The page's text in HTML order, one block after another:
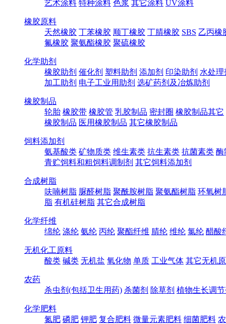
艺术涂料 特种涂料 色浆 其它涂料 UV涂料
橡胶原料
天然橡胶 丁苯橡胶 顺丁橡胶 丁腈橡胶 SBS 乙丙橡
氟橡胶 聚氨酯橡胶 聚硫橡胶
化学助剂
橡胶助剂 催化剂 塑料助剂 添加剂 印染助剂 水处理
加工助剂 电子工业用助剂 选矿药剂及冶炼助剂
橡胶制品
轮胎 橡胶带 橡胶管 乳胶制品 密封圈 橡胶制品其它
橡胶制品 医用橡胶制品 其它橡胶制品
饲料添加剂
氨基酸类 矿物质类 维生素类 抗生素类 抗菌素类 酶
青贮饲料和粗饲料调制剂 其它饲料添加剂
合成树脂
呋喃树脂 脲醛树脂 聚酰胺树脂 聚氨酯树脂 环氧树
脂 有机硅树脂 其它合成树脂
化学纤维
绵纶 涤纶 氨纶 丙纶 聚酯纤维 腈纶 维纶 氯纶 醋酸
无机化工原料
酸类 碱类 无机盐 氧化物 单质 工业气体 其它无机
农药
杀虫剂(包括卫生用药) 杀菌剂 除草剂 植物生长调
化学肥料
氮肥 磷肥 钾肥 复合肥料 微量元素肥料 细菌肥料